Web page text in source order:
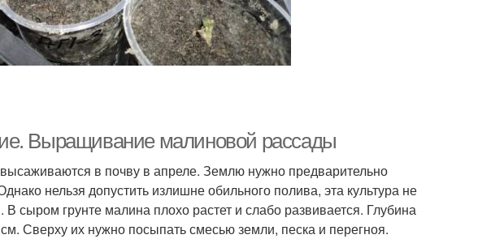
Выращивание малиновой рассады
в почву в апреле. Землю нужно предварительно
нельзя допустить излишне обильного полива, эта культура не
сыром грунте малина плохо растет и слабо развивается. Глубина
Сверху их нужно посыпать смесью земли, песка и перегноя.